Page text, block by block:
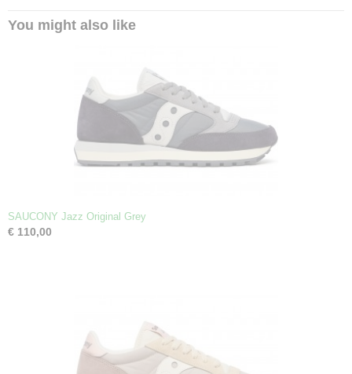
You might also like
SAUCONY Jazz Original Grey
€ 110,00